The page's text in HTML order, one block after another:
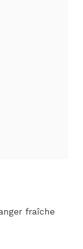
fraîche